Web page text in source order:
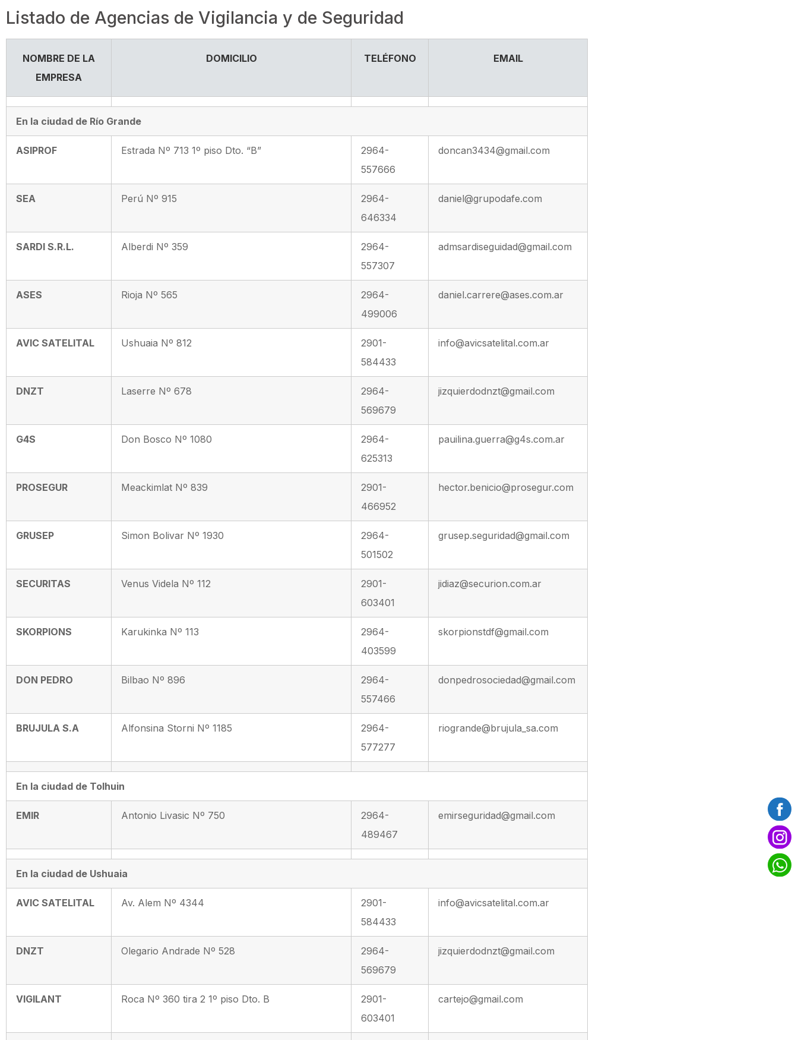
Listado de Agencias de Vigilancia y de Seguridad
NOMBRE DE LA
EMPRESA
DOMICILIO TELÉFONO EMAIL
En la ciudad de Río Grande
ASIPROF Estrada Nº 713 1º piso Dto. “B”
2964-
557666
doncan3434@gmail.com
SEA Perú Nº 915
2964-
646334
daniel@grupodafe.com
SARDI S.R.L. Alberdi Nº 359
2964-
557307
admsardiseguidad@gmail.com
ASES Rioja Nº 565
2964-
499006
daniel.carrere@ases.com.ar
AVIC SATELITAL Ushuaia Nº 812
2901-
584433
info@avicsatelital.com.ar
DNZT Laserre Nº 678
2964-
569679
jizquierdodnzt@gmail.com
G4S Don Bosco Nº 1080
2964-
625313
pauilina.guerra@g4s.com.ar
PROSEGUR Meackimlat Nº 839
2901-
466952
hector.benicio@prosegur.com
GRUSEP Simon Bolivar Nº 1930
2964-
501502
grusep.seguridad@gmail.com
SECURITAS Venus Videla Nº 112
2901-
603401
jidiaz@securion.com.ar
SKORPIONS Karukinka Nº 113
2964-
403599
skorpionstdf@gmail.com
DON PEDRO Bilbao Nº 896
2964-
557466
donpedrosociedad@gmail.com
BRUJULA S.A Alfonsina Storni Nº 1185
2964-
577277
riogrande@brujula_sa.com
En la ciudad de Tolhuin
EMIR Antonio Livasic Nº 750
2964-
489467
emirseguridad@gmail.com
En la ciudad de Ushuaia
AVIC SATELITAL Av. Alem Nº 4344
2901-
584433
info@avicsatelital.com.ar
DNZT Olegario Andrade Nº 528
2964-
569679
jizquierdodnzt@gmail.com
VIGILANT Roca Nº 360 tira 2 1º piso Dto. B
2901-
603401
cartejo@gmail.com